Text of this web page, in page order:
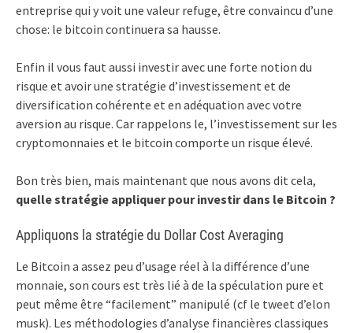
entreprise qui y voit une valeur refuge, être convaincu d’une
chose: le bitcoin continuera sa hausse.
Enfin il vous faut aussi investir avec une forte notion du
risque et avoir une stratégie d’investissement et de
diversification cohérente et en adéquation avec votre
aversion au risque. Car rappelons le, l’investissement sur les
cryptomonnaies et le bitcoin comporte un risque élevé.
Bon très bien, mais maintenant que nous avons dit cela,
quelle stratégie appliquer pour investir dans le Bitcoin ?
Appliquons la stratégie du Dollar Cost Averaging
Le Bitcoin a assez peu d’usage réel à la différence d’une
monnaie, son cours est très lié à de la spéculation pure et
peut même être “facilement” manipulé (cf le tweet d’elon
musk). Les méthodologies d’analyse financières classiques